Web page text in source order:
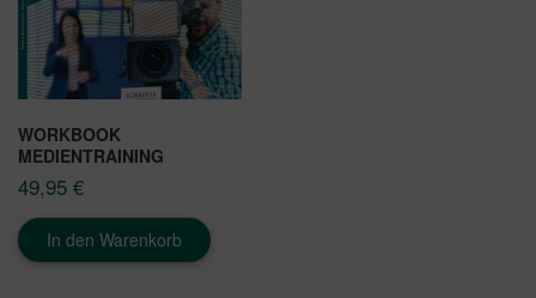
WORKBOOK
MEDIENTRAINING
49,95 €
In den Warenkorb